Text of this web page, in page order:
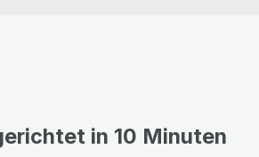
in 10 Minuten